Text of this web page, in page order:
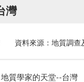
灣
資料來源：地質調查
地質學家的天堂--台灣